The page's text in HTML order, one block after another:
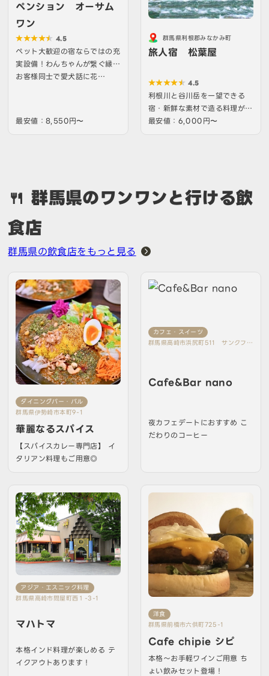
ペンション オーサム
ワン
4.5
ペット大歓迎の宿ならではの充
実設備！わんちゃんが繋ぐ縁で
お客様同士で愛犬話に花…
最安値：8,550円〜
群馬県利根郡みなかみ町
旅人宿 松葉屋
4.5
利根川と谷川岳を一望できる
宿・新鮮な素材で造る料理が自
慢。展望風呂でリラックス
最安値：6,000円〜
🍴 群馬県のワンワンと行ける飲
食店
群馬県の飲食店をもっと見る
ダイニングバー・バル
群馬県伊勢崎市本町9-1
華麗なるスパイス
【スパイスカレー専門店】 イ
タリアン料理もご用意◎
カフェ・スイーツ
群馬県高崎市浜尻町511 サンクフル
Cafe&Bar nano
夜カフェデートにおすすめ こ
だわりのコーヒー
アジア・エスニック料理
群馬県高崎市問屋町西１-3-1
マハトマ
本格インド料理が楽しめる テ
イクアウトあります！
洋食
群馬県前橋市六供町725-1
Cafe chipie シピ
本格～お手軽ワインご用意 ち
ょい飲みセット登場！